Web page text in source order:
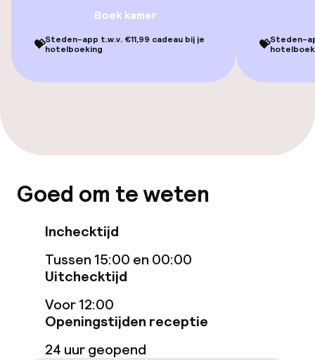
Game-kamer
Eet- en drinkgelegenheden
Schoonmaakvoorzieningen
Zakelijke faciliteiten
Conferentieruimte
Boek kamer
💝Steden-app t.w.v. €11,99 cadeau bij je
hotelboeking
💝Steden-
Goed om te weten
Inchecktijd
Tussen 15:00 en 00:00
Uitchecktijd
Voor 12:00
Openingstijden receptie
24 uur geopend